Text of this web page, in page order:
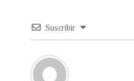
Suscribir